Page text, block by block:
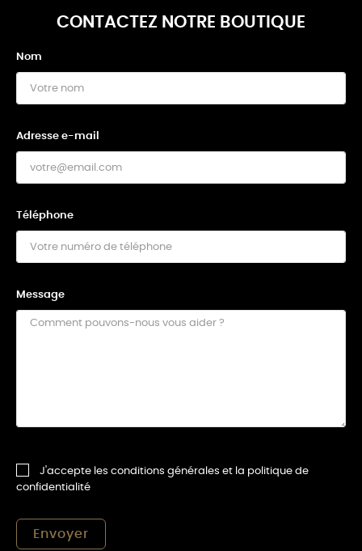
CONTACTEZ NOTRE BOUTIQUE
Nom
Adresse e-mail
Téléphone
Message
J'accepte les conditions générales et la politique de
confidentialité